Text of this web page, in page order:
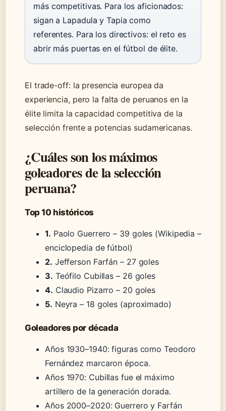
más competitivas. Para los aficionados:
sigan a Lapadula y Tapia como
referentes. Para los directivos: el reto es
abrir más puertas en el fútbol de élite.
El trade-off: la presencia europea da
experiencia, pero la falta de peruanos en la
élite limita la capacidad competitiva de la
selección frente a potencias sudamericanas.
¿Cuáles son los máximos
goleadores de la selección
peruana?
Top 10 históricos
1. Paolo Guerrero – 39 goles (Wikipedia –
enciclopedia de fútbol)
2. Jefferson Farfán – 27 goles
3. Teófilo Cubillas – 26 goles
4. Claudio Pizarro – 20 goles
5. Neyra – 18 goles (aproximado)
Goleadores por década
Años 1930–1940: figuras como Teodoro
Fernández marcaron época.
Años 1970: Cubillas fue el máximo
artillero de la generación dorada.
Años 2000–2020: Guerrero y Farfán